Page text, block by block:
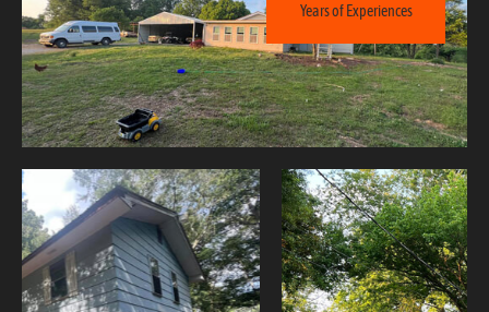
Years of Experiences